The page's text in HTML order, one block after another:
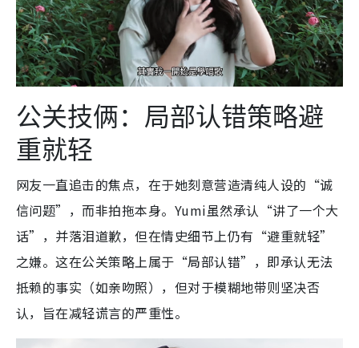
公关技俩：局部认错策略避
重就轻
网友一直追击的焦点，在于她刻意营造清纯人设的“诚
信问题”，而非拍拖本身。Yumi虽然承认“讲了一个大
话”，并落泪道歉，但在情史细节上仍有“避重就轻”
之嫌。这在公关策略上属于“局部认错”，即承认无法
抵赖的事实（如亲吻照），但对于模糊地带则坚决否
认，旨在减轻谎言的严重性。